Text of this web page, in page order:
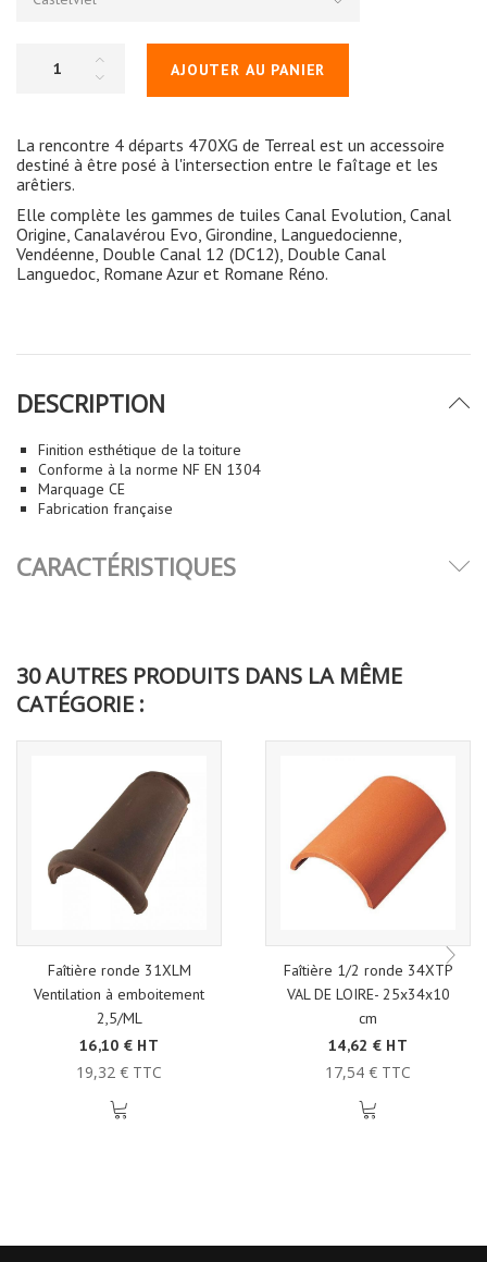
AJOUTER AU PANIER
La rencontre 4 départs 470XG de Terreal est un accessoire
destiné à être posé à l'intersection entre le faîtage et les
arêtiers.
Elle complète les gammes de tuiles Canal Evolution, Canal
Origine, Canalavérou Evo, Girondine, Languedocienne,
Vendéenne, Double Canal 12 (DC12), Double Canal
Languedoc, Romane Azur et Romane Réno.
DESCRIPTION
Finition esthétique de la toiture
Conforme à la norme NF EN 1304
Marquage CE
Fabrication française
CARACTÉRISTIQUES
30 AUTRES PRODUITS DANS LA MÊME
CATÉGORIE :
Faîtière ronde 31XLM
Ventilation à emboitement
2,5/ML
16,10 € HT
19,32 € TTC
Faîtière 1/2 ronde 34XTP
VAL DE LOIRE- 25x34x10
cm
14,62 € HT
17,54 € TTC